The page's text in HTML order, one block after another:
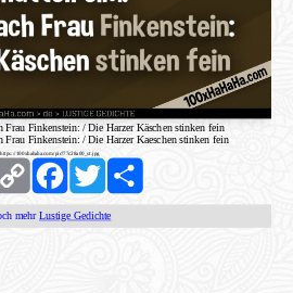
Frau Finkenstein: / Die Harzer Käschen stinken fein
Frau Finkenstein: / Die Harzer Kaeschen stinken fein
https://100xhahaha.com/pic!77c28a00_st.jpg
Copy
Link
FacebookTwitter Share
mehrLustige Gedichte